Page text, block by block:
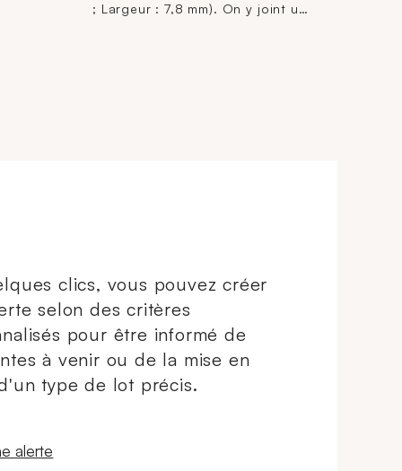
; Largeur : 7,8 mm). On y joint un
clics, vous pouvez créer
selon des critères
pour être informé de
à venir ou de la mise en
type de lot précis.
fenêtre
alerte